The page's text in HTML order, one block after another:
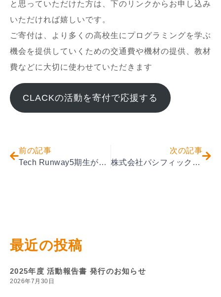
と思っていただけた方は、下のリンクからお申し込み
いただければ嬉しいです。
ご寄付は、より多くの高校生にプログラミングを学ぶ
機会を提供していくための交通費や機材の提供、教材
費などに大切に使わせていただきます
CLACKの活動を寄付で応援する
前の記事
Tech Runway5期生が最終発表会を行いました【プログラミング教育】
次の記事
株式会社パシフィックネットとパートナーシップを締結しました
最近の投稿
2025年度 活動報告書 発行のお知らせ
2026年7月30日